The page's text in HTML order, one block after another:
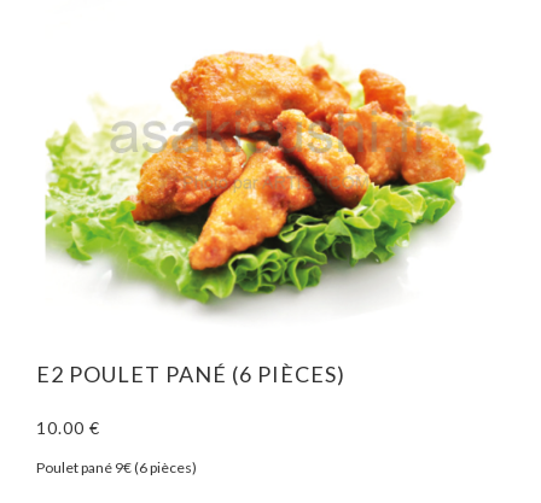
E2 POULET PANÉ (6 PIÈCES)
10.00 €
Poulet pané 9€ (6 pièces)